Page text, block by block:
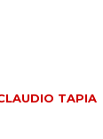
TAPIA